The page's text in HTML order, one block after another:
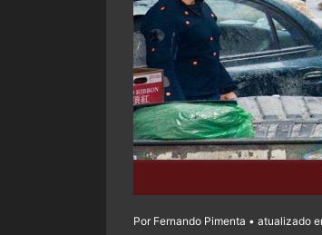
Por Fernando Pimenta • atualizado